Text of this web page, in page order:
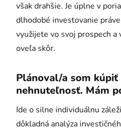
však drahšie. Je úplne v
dlhodobé investovanie
využijete vo svoj prospech a
oveľa skôr.
Plánoval/a som kúpiť
nehnuteľnosť. Mám
Ide o silne individuálnu
dôkladná analýza